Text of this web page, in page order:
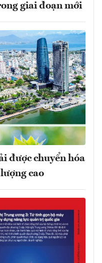
giai đoạn mới
được chuyển hóa
cao